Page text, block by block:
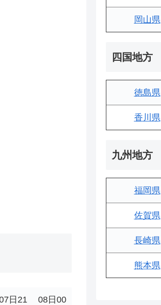
日21
08日00
岡山県
四国地方
徳島県
香川県
九州地方
福岡県
佐賀県
長崎県
熊本県